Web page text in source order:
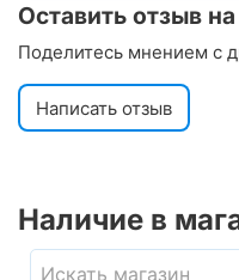
Оставить отзыв
Поделитесь мнением с
Написать отзыв
Наличие в